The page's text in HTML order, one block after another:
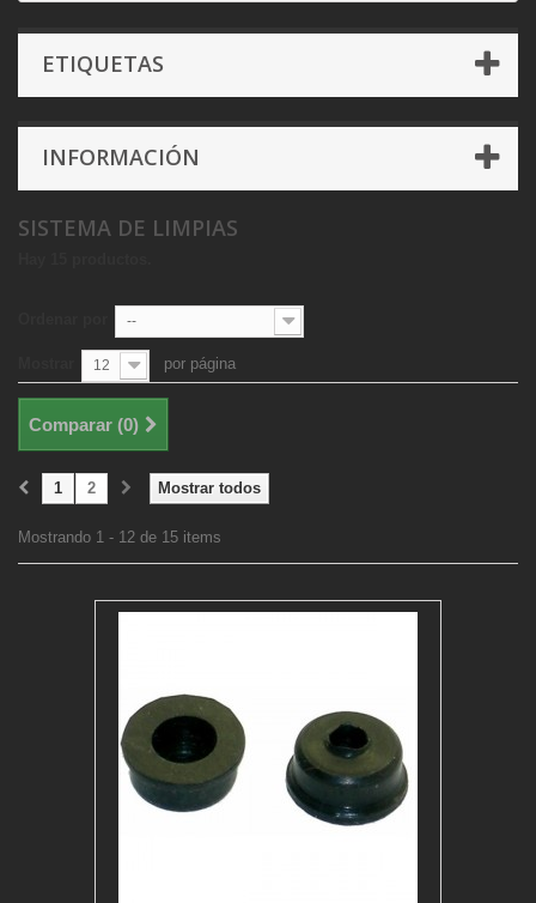
ETIQUETAS
INFORMACIÓN
SISTEMA DE LIMPIAS
--
12 por página
Comparar (0)
Mostrar todos
1 2
Mostrando 1 - 12 de 15 items